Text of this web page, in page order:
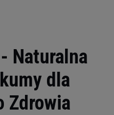
Naturalna
dla
Zdrowia